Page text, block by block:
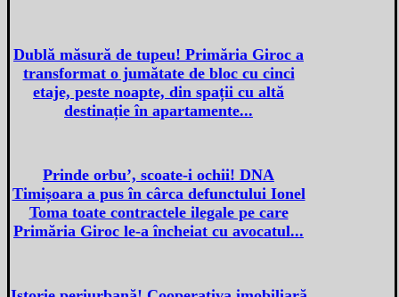
Dublă măsură de tupeu! Primăria Giroc a
transformat o jumătate de bloc cu cinci
etaje, peste noapte, din spații cu altă
destinație în apartamente...
Prinde orbu’, scoate-i ochii! DNA
Timișoara a pus în cârca defunctului Ionel
Toma toate contractele ilegale pe care
Primăria Giroc le-a încheiat cu avocatul...